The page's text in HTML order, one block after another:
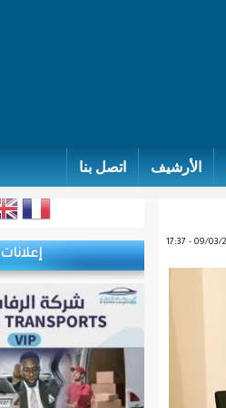
الأرشيف اتصل بنا
إعلانات